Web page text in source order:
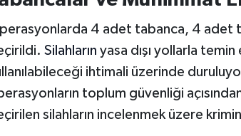
4 adet tabanca, 4 adet
Silahların yasa dışı yollarla
ihtimali üzerinde
toplum güvenliği
silahların incelenmek üzere